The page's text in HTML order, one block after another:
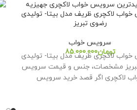
لاکچری ظریف مدل بیتا- تولیدی
رضوی تبریز
سرویس خواب
تومان
لاکچری ظریف مدل بیتا- تولیدی
مشخصات، جنس و قیمت سرویس
لاکچری اگر قصد خرید سرویس